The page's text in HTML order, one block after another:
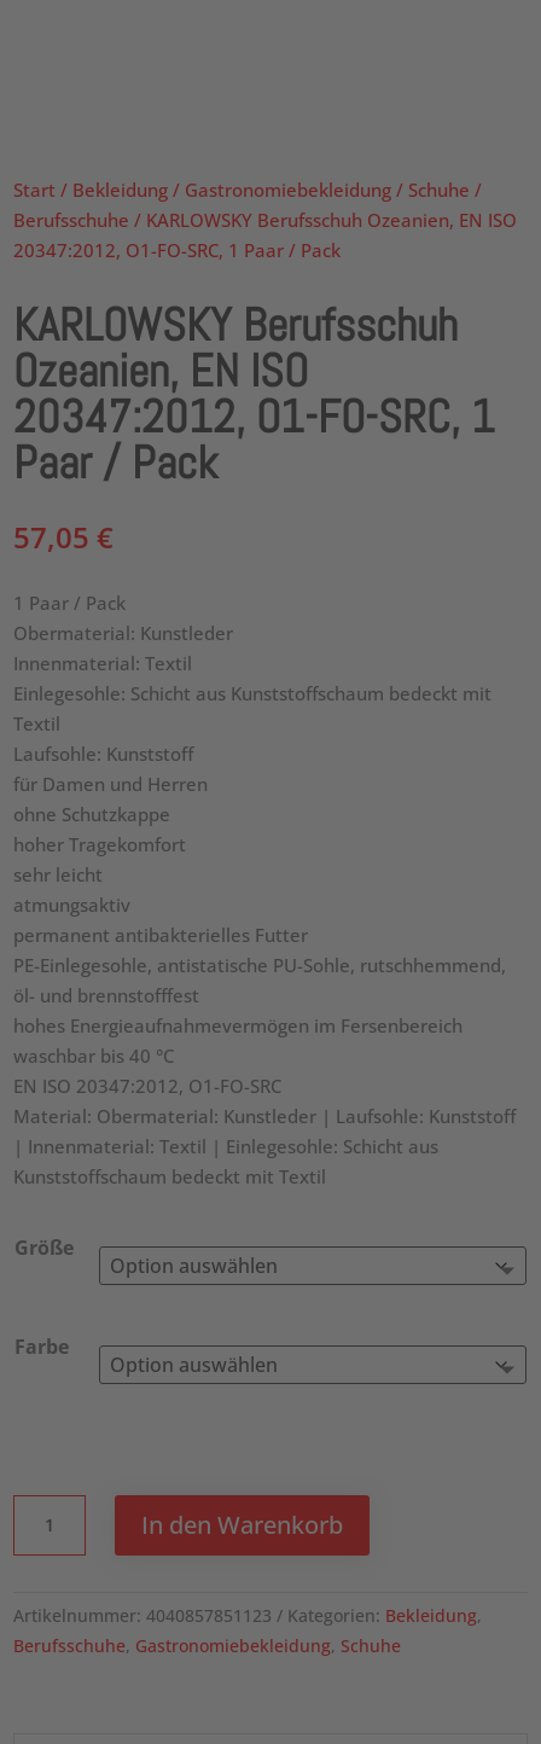
Start / Bekleidung / Gastronomiebekleidung / Schuhe /
Berufsschuhe / KARLOWSKY Berufsschuh Ozeanien, EN ISO
20347:2012, O1-FO-SRC, 1 Paar / Pack
KARLOWSKY Berufsschuh
Ozeanien, EN ISO
20347:2012, O1-FO-SRC, 1
Paar / Pack
57,05€
1 Paar / Pack
Obermaterial: Kunstleder
Innenmaterial: Textil
Einlegesohle: Schicht aus Kunststoffschaum bedeckt mit
Textil
Laufsohle: Kunststoff
für Damen und Herren
ohne Schutzkappe
hoher Tragekomfort
sehr leicht
atmungsaktiv
permanent antibakterielles Futter
PE-Einlegesohle, antistatische PU-Sohle, rutschhemmend,
öl- und brennstofffest
hohes Energieaufnahmevermögen im Fersenbereich
waschbar bis 40 °C
EN ISO 20347:2012, O1-FO-SRC
Material: Obermaterial: Kunstleder | Laufsohle: Kunststoff
| Innenmaterial: Textil | Einlegesohle: Schicht aus
Kunststoffschaum bedeckt mit Textil
Größe
Farbe
Berufsschuh
ISO
20347:2012,
In den Warenkorb
Artikelnummer:4040857851123 Kategorien: Bekleidung,
Berufsschuhe, Gastronomiebekleidung, Schuhe